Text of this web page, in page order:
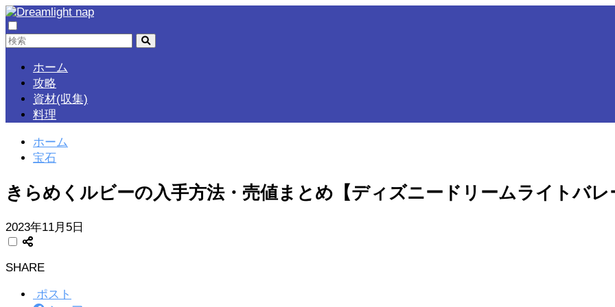
ホーム
攻略
資材(収集)
料理
ホーム
宝石
きらめくルビーの入手方法・売値まとめ【ディズニードリームライトバレ
2023年11月5日
SHARE
ポスト